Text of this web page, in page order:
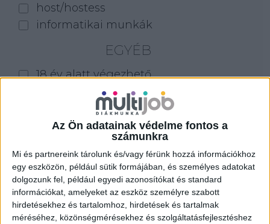
Az Ön adatainak védelme fontos a
számunkra
Mi és partnereink tárolunk és/vagy férünk hozzá információkhoz
egy eszközön, például sütik formájában, és személyes adatokat
dolgozunk fel, például egyedi azonosítókat és standard
információkat, amelyeket az eszköz személyre szabott
hirdetésekhez és tartalomhoz, hirdetések és tartalmak
méréséhez, közönségmérésekhez és szolgáltatásfejlesztéshez
host/hostess
informatikai munkák
EGYÉB
18 év alatt végezhető
for foreigners (külföldieknek)
homeoffice
Szűrés